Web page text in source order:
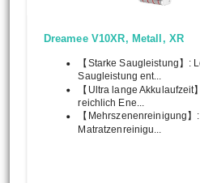
Dreamee V10XR, Metall, XR
【Starke Saugleistung】:
Saugleistung ent...
【Ultra lange Akkulaufzeit
reichlich Ene...
【Mehrszenenreinigung
Matratzenreinigu...